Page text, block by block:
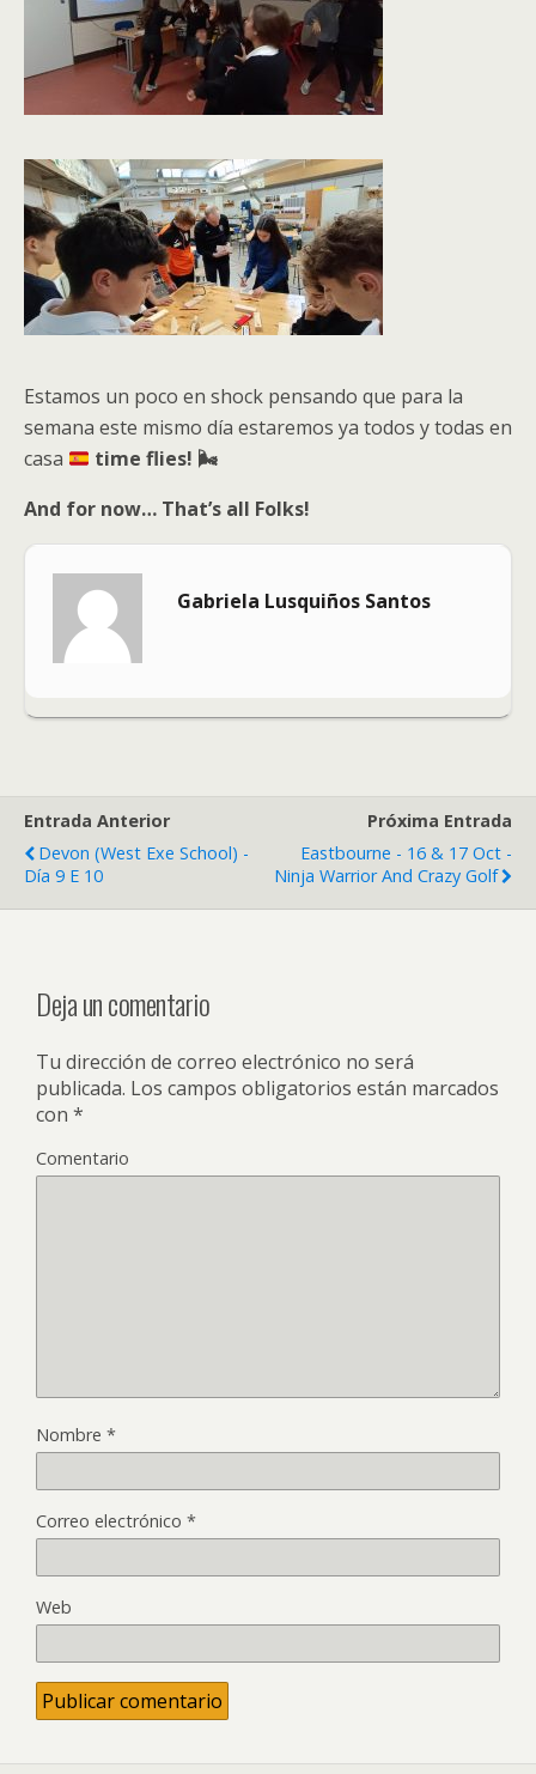
Estamos un poco en shock pensando que para la
semana este mismo día estaremos ya todos y todas en
casa
time flies! 🌬️
And for now… That’s all Folks!
Gabriela Lusquiños Santos
Entrada Anterior
Devon (West Exe School) -
Día 9 E 10
Próxima Entrada
Eastbourne - 16 & 17 Oct -
Ninja Warrior And Crazy Golf
Deja un comentario
Tu dirección de correo electrónico no será
publicada. Los campos obligatorios están marcados
con *
Comentario
Nombre *
Correo electrónico *
Web